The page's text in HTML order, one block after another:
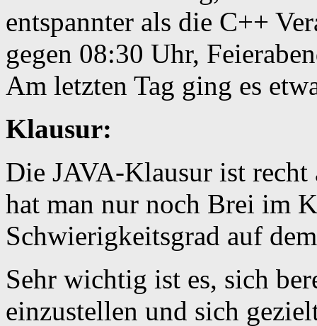
entspannter als die C++
gegen 08:30 Uhr,
Am letzten Tag ging es
Klausur:
Die JAVA-Klausur ist recht
hat man nur noch Brei im
Schwierigkeitsgrad auf
Sehr wichtig ist es, sich
einzustellen und sich